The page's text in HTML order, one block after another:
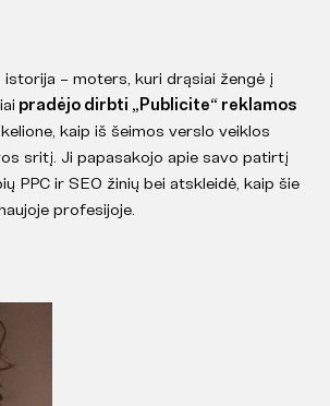
– moters, kuri drąsiai žengė į
pradėjo dirbti „Publicite“ reklamos
kaip iš šeimos verslo veiklos
sritį. Ji papasakojo apie savo patirtį
PPC ir SEO žinių bei atskleidė, kaip šie
profesijoje.